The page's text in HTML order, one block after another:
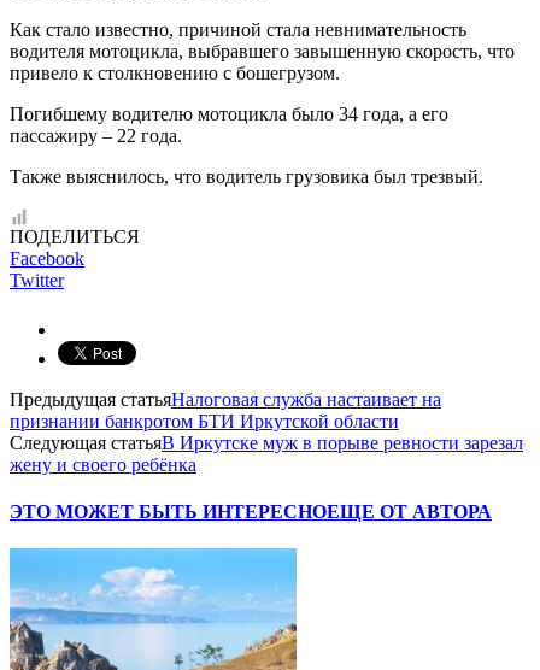
Как стало известно, причиной стала невнимательность
водителя мотоцикла, выбравшего завышенную скорость, что
привело к столкновению с бошегрузом.
Погибшему водителю мотоцикла было 34 года, а его
пассажиру – 22 года.
Также выяснилось, что водитель грузовика был трезвый.
ПОДЕЛИТЬСЯ
Facebook
Twitter
Предыдущая статьяНалоговая служба настаивает на
признании банкротом БТИ Иркутской области
Следующая статьяВ Иркутске муж в порыве ревности зарезал
жену и своего ребёнка
ЭТО МОЖЕТ БЫТЬ ИНТЕРЕСНОЕЩЕ ОТ АВТОРА